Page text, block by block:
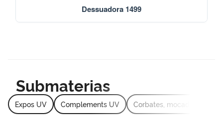
Dessuadora 1499
Submaterias
Expos UV Complements UV Corbates, mocadors UV